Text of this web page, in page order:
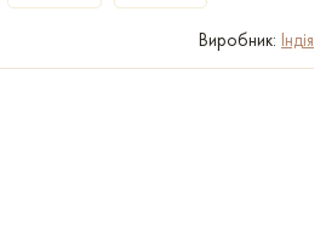
Виробник: Індія